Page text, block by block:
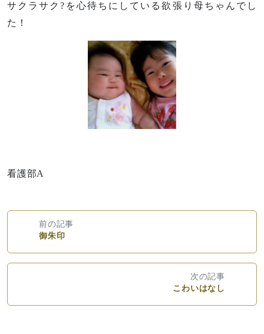
サクラサク?を心待ちにしている欲張り母ちゃんでし
た！
看護部A
前の記事
御朱印
次の記事
こわいはなし